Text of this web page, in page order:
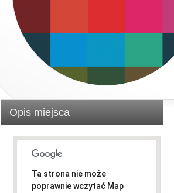
Opis miejsca
Ta strona nie może
poprawnie wczytać Map